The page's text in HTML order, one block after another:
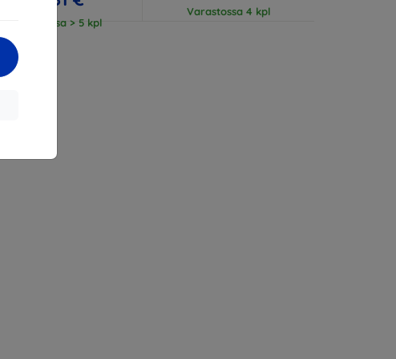
Varastossa > 5 kpl
Varastossa 4 kpl